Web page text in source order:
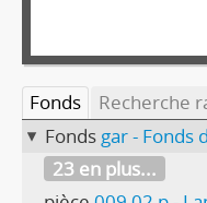
Fonds
Recherche
Fonds gar - Fonds
23 en plus...